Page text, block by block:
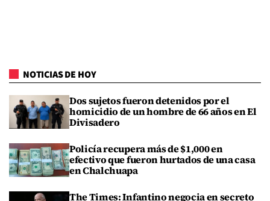
NOTICIAS DE HOY
Dos sujetos fueron detenidos por el
homicidio de un hombre de 66 años en El
Divisadero
Policía recupera más de $1,000 en
efectivo que fueron hurtados de una casa
en Chalchuapa
The Times: Infantino negocia en secreto